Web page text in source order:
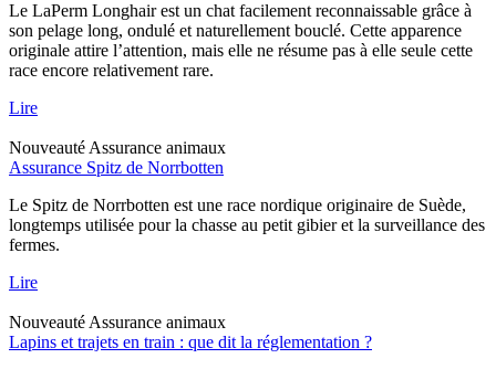
Le LaPerm Longhair est un chat facilement reconnaissable grâce à
son pelage long, ondulé et naturellement bouclé. Cette apparence
originale attire l’attention, mais elle ne résume pas à elle seule cette
race encore relativement rare.
Lire
Nouveauté Assurance animaux
Assurance Spitz de Norrbotten
Le Spitz de Norrbotten est une race nordique originaire de Suède,
longtemps utilisée pour la chasse au petit gibier et la surveillance des
fermes.
Lire
Nouveauté Assurance animaux
Lapins et trajets en train : que dit la réglementation ?